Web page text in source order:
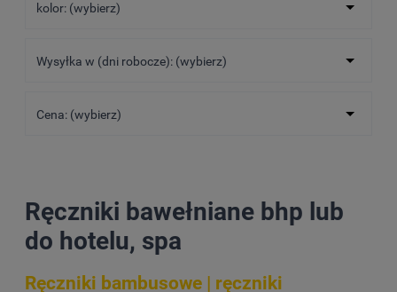
kolor: (wybierz)
Wysyłka w (dni robocze): (wybierz)
Cena: (wybierz)
Ręczniki bawełniane bhp lub
do hotelu, spa
Ręczniki bambusowe | ręczniki